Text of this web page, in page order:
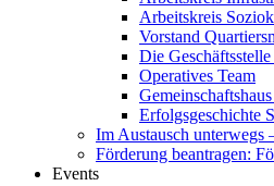
Arbeitskreis
Vorstand
Die
Operatives Team
Erfolgsgeschichte
Im Austausch unterwegs
Förderung beantragen:
Events